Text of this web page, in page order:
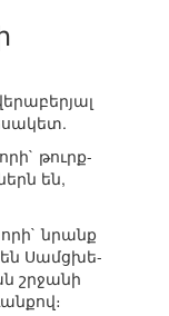
թուրք-
են,
նրանք
Սամցխե-
շրջանի